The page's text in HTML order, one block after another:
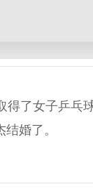
得了女子乒乓
婚了。